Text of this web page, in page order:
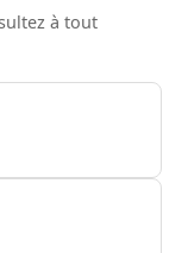
à tout